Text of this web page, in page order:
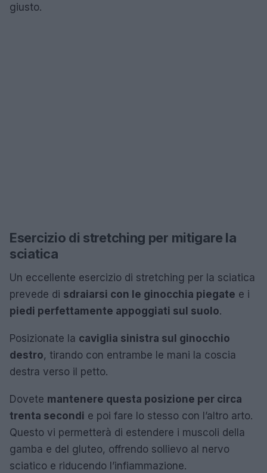
giusto.
Esercizio di stretching per mitigare la
sciatica
Un eccellente esercizio di stretching per la sciatica
prevede di sdraiarsi con le ginocchia piegate e i
piedi perfettamente appoggiati sul suolo.
Posizionate la caviglia sinistra sul ginocchio
destro, tirando con entrambe le mani la coscia
destra verso il petto.
Dovete mantenere questa posizione per circa
trenta secondi e poi fare lo stesso con l’altro arto.
Questo vi permetterà di estendere i muscoli della
gamba e del gluteo, offrendo sollievo al nervo
sciatico e riducendo l’infiammazione.